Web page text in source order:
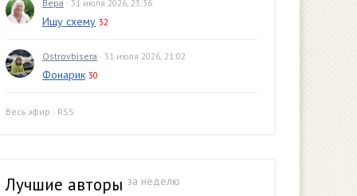
Вера · 31 июля 2026, 23:36
Ищу схему 32
Ostrovbisera · 31 июля 2026, 21:02
Фонарик 30
Весь эфир · RSS
Лучшие авторы за неделю